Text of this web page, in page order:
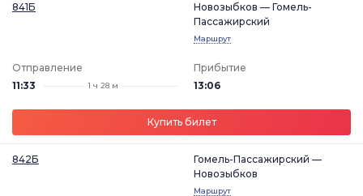
841Б
Новозыбков — Гомель-
Пассажирский
Маршрут
Отправление
11:33
1 ч 28 м
Прибытие
13:06
Купить билет
842Б
Гомель-Пассажирский —
Новозыбков
Маршрут